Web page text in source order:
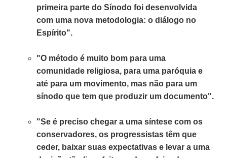
primeira parte do Sínodo foi desenvolvida
com uma nova metodologia: o diálogo no
Espírito".
"O método é muito bom para uma
comunidade religiosa, para uma paróquia e
até para um movimento, mas não para um
sínodo que tem que produzir um documento".
"Se é preciso chegar a uma síntese com os
conservadores, os progressistas têm que
ceder, baixar suas expectativas e levar a uma